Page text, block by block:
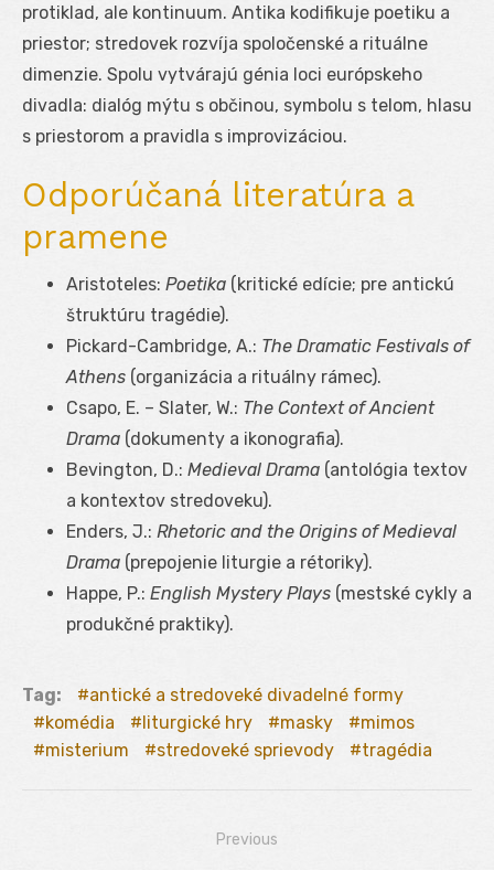
protiklad, ale kontinuum. Antika kodifikuje poetiku a
priestor; stredovek rozvíja spoločenské a rituálne
dimenzie. Spolu vytvárajú génia loci európskeho
divadla: dialóg mýtu s občinou, symbolu s telom, hlasu
s priestorom a pravidla s improvizáciou.
Odporúčaná literatúra a
pramene
Aristoteles: Poetika (kritické edície; pre antickú
štruktúru tragédie).
Pickard-Cambridge, A.: The Dramatic Festivals of
Athens (organizácia a rituálny rámec).
Csapo, E. – Slater, W.: The Context of Ancient
Drama (dokumenty a ikonografia).
Bevington, D.: Medieval Drama (antológia textov
a kontextov stredoveku).
Enders, J.: Rhetoric and the Origins of Medieval
Drama (prepojenie liturgie a rétoriky).
Happe, P.: English Mystery Plays (mestské cykly a
produkčné praktiky).
Tag:
antické a stredoveké divadelné formy
komédia
liturgické hry masky
mimos
misterium
stredoveké sprievody tragédia
Previous